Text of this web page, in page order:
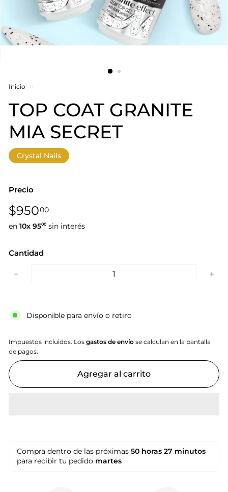
Inicio >
TOP COAT GRANITE
MIA SECRET
Crystal Nails
Precio
Precio
habitual
$95000$950,00
en 10x 9500 sin interés
Cantidad
Disponible para envío o retiro
Impuestos incluidos. Los gastos de envío se calculan en la pantalla
de pagos.
Agregar al carrito
Compra dentro de las próximas 50 horas 27 minutos
para recibir tu pedido martes